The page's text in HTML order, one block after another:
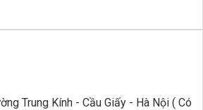
Trung Kính - Cầu Giấy - Hà Nội ( Có